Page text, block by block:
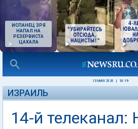
ИСПАНЕЦ ЗРЯ
НАПАЛ НА
РЕЗЕРВИСТА
ЦАХАЛА
13 МАЯ 2026 10:19
ИЗРАИЛЬ
14-й телеканал: